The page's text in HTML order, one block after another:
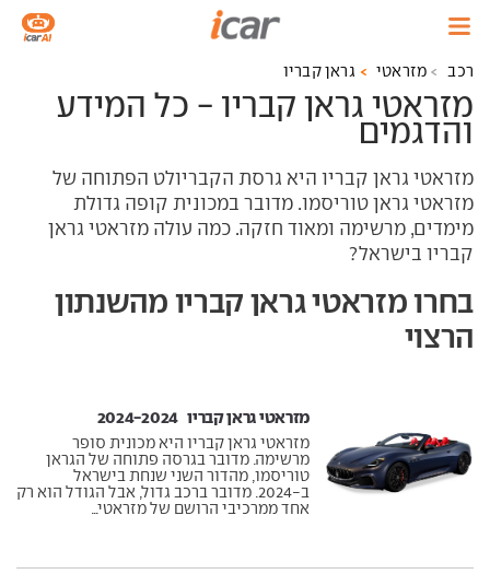
רכב מזראטי גראן קבריו
מזראטי גראן קבריו - כל המידע
והדגמים
מזראטי גראן קבריו היא גרסת הקבריולט הפתוחה של
מזראטי גראן טוריסמו. מדובר במכונית קופה גדולת
מימדים, מרשימה ומאוד חזקה. כמה עולה מזראטי גראן
קבריו בישראל?
בחרו מזראטי גראן קבריו מהשנתון
הרצוי
מזראטי גראן קבריו ‏ 2024-2024
מזראטי גראן קבריו היא מכונית סופר
מרשימה. מדובר בגרסה פתוחה של הגראן
טוריסמו, מהדור השני שנחת בישראל
ב-2024. מדובר ברכב גדול, אבל הגודל הוא רק
אחד ממרכיבי הרושם של מזראטי...